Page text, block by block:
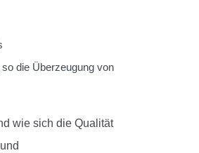
die Überzeugung von
wie sich die Qualität